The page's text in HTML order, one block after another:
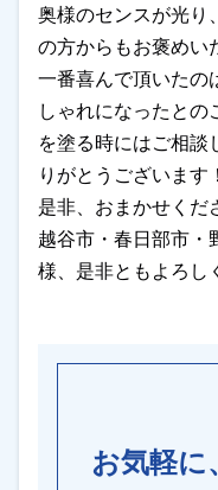
奥様のセンスが光り
の方からもお褒めい
一番喜んで頂いたの
しゃれになったとの
を塗る時にはご相談
りがとうございます！
是非、おまかせくだ
越谷市・春日部市・
様、是非ともよろし
お気軽に